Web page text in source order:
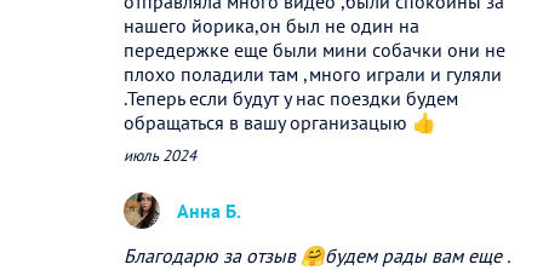
нашего йорика,он был не один на
передержке еще были мини собачки они не
плохо поладили там ,много играли и гуляли
.Теперь если будут у нас поездки будем
обращаться в вашу организацыю 👍
июль 2024
Анна Б.
Благодарю за отзыв 🤗будем рады вам еще .